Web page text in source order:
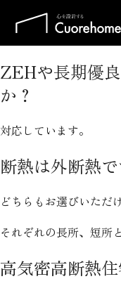
ZEHや長期優
か？
対応しています。
断熱は外断熱
どちらもお選びいただ
それぞれの長所、短所
高気密高断熱